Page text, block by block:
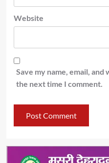
Website
Save my name, email,
the next time I comment.